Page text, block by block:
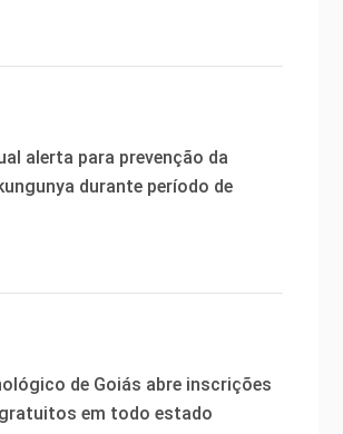
alerta para prevenção da
durante período de
de Goiás abre inscrições
em todo estado